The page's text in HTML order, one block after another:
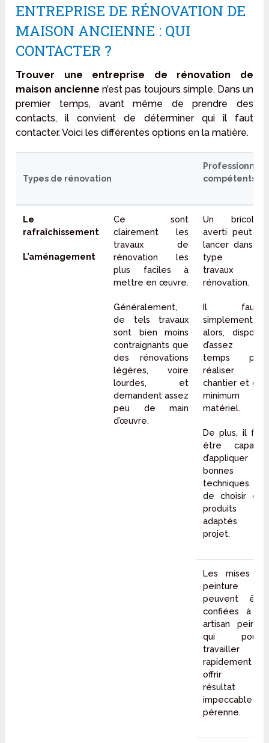
ENTREPRISE DE RÉNOVATION DE
MAISON ANCIENNE : QUI
CONTACTER ?
Trouver une entreprise de rénovation de
maison ancienne n’est pas toujours simple. Dans un
premier temps, avant même de prendre des
contacts, il convient de déterminer qui il faut
contacter. Voici les différentes options en la matière.
Types de rénovation
Professionnels
compétents
Le
rafraîchissement
L’aménagement
Ce sont
clairement les
travaux de
rénovation les
plus faciles à
mettre en œuvre.
Généralement,
de tels travaux
sont bien moins
contraignants que
des rénovations
légères, voire
lourdes, et
demandent assez
peu de main
d’œuvre.
Un bricoleur
averti peut se
lancer dans ce
type de
travaux de
rénovation.
Il faudra
simplement,
alors, disposer
d’assez de
temps pour
réaliser le
chantier et d’un
minimum de
matériel.
De plus, il faut
être capable
d’appliquer les
bonnes
techniques et
de choisir des
produits
adaptés au
projet.
Les mises en
peinture
peuvent être
confiées à un
artisan peintre
qui pourra
travailler
rapidement et
offrir un
résultat
impeccable et
pérenne.